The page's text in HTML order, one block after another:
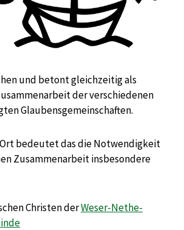
und betont gleichzeitig als
der verschiedenen
Glaubensgemeinschaften.
bedeutet das die Notwendigkeit
Zusammenarbeit insbesondere
Christen derWeser-Nethe-